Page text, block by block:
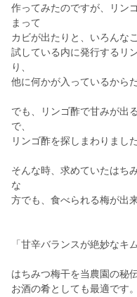
作ってみたのですが、リン
まって
カビが出たりと、いろんな
試している内に発行するリ
り、
他に何かが入っているから
でも、リンゴ酢で甘みが出
で、
リンゴ酢を探しまわりました
そんな時、求めていたはち
な
方でも、食べられる梅が出
「甘辛バランスが絶妙なキ
はちみつ梅干を当農園の秘
お酒の肴としても最適です。